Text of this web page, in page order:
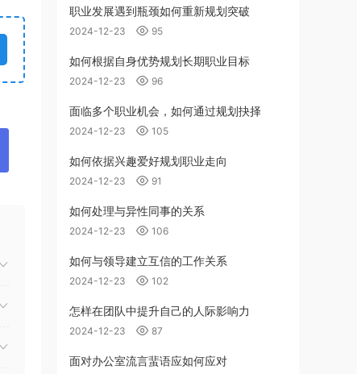
职业发展遇到瓶颈如何重新规划突破
2024-12-23 95
如何根据自身优势规划长期职业目标
2024-12-23 96
面临多个职业机会，如何通过规划抉择
2024-12-23 105
如何依据兴趣爱好规划职业走向
2024-12-23 91
如何处理与异性同事的关系
2024-12-23 106
如何与领导建立互信的工作关系
2024-12-23 102
怎样在团队中提升自己的人际影响力
2024-12-23 87
面对办公室流言蜚语应如何应对